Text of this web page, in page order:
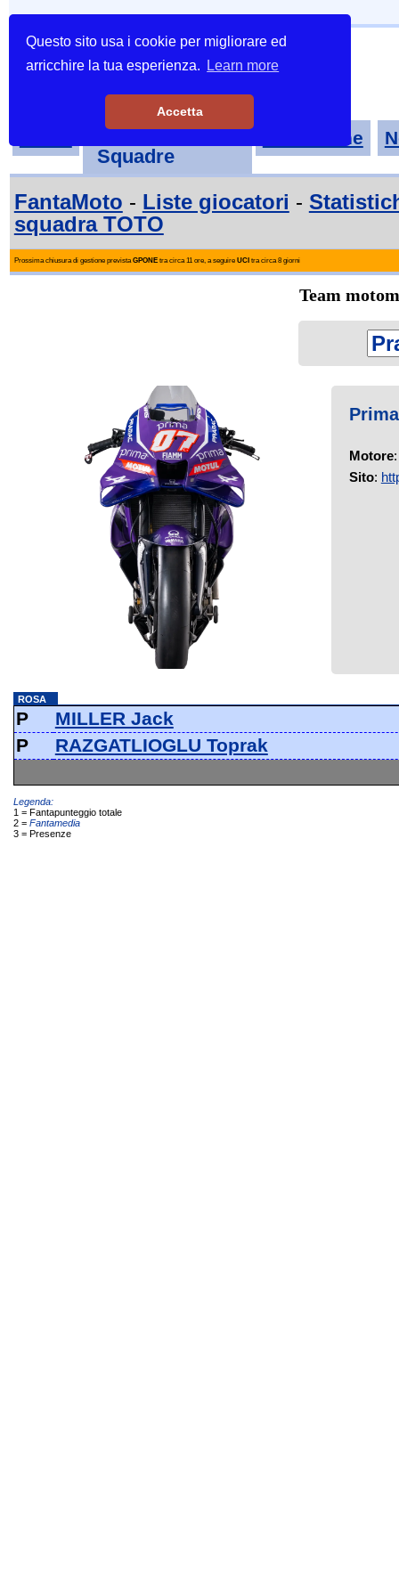
Questo sito usa i cookie per migliorare ed
arricchire la tua esperienza.
Learn more
Accetta
Tornei-
Squadre
Classifiche
FantaMoto - Liste giocatori -
squadra TOTO
Prossima chiusura di gestione previstaGPONEtra circa 11 ore, a seguire UCI tra circa 8 giorni
Team
Motore
Sito:
ROSA
P
MILLER Jack
P
RAZGATLIOGLU Toprak
Legenda:
1 = Fantapunteggio totale
2 = Fantamedia
3 = Presenze